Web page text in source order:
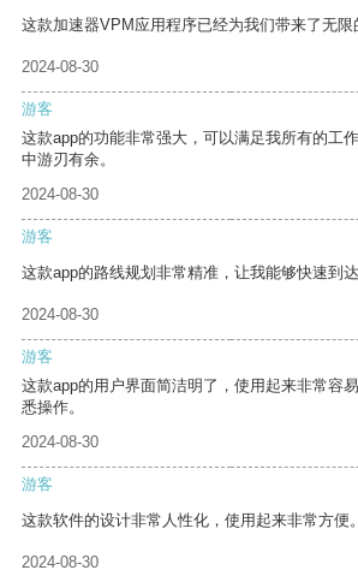
这款加速器VPM应用程序已经为我们带来了无限
2024-08-30
游客
这款app的功能非常强大，可以满足我所有的工
中游刃有余。
2024-08-30
游客
这款app的路线规划非常精准，让我能够快速到达
2024-08-30
游客
这款app的用户界面简洁明了，使用起来非常容
悉操作。
2024-08-30
游客
这款软件的设计非常人性化，使用起来非常方便。
2024-08-30